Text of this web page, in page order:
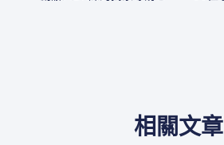
相關文章